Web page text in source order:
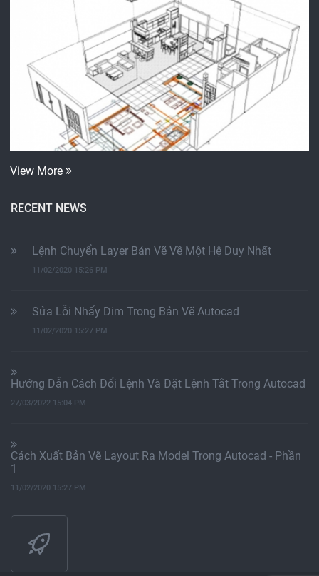
View More
RECENT NEWS
Lệnh Chuyển Layer Bản Vẽ Về Một Hệ Duy Nhất
11/02/2020 15:26 PM
Sửa Lỗi Nhẩy Dim Trong Bản Vẽ Autocad
11/02/2020 15:27 PM
Hướng Dẫn Cách Đổi Lệnh Và Đặt Lệnh Tắt Trong Autocad
27/03/2022 15:04 PM
Cách Xuất Bản Vẽ Layout Ra Model Trong Autocad - Phần
1
11/02/2020 15:27 PM